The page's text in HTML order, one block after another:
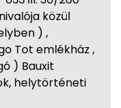
közül
) ,
Tot emlékház ,
) Bauxit
helytörténeti